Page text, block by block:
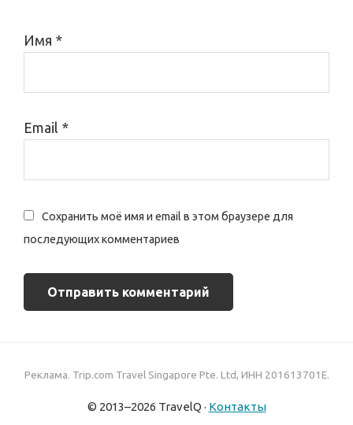
Имя *
Email *
Сохранить моё имя и email в этом браузере для
последующих комментариев
Реклама. Trip.com Travel Singapore Pte. Ltd, ИНН 201613701E.
© 2013–2026 TravelQ · Контакты